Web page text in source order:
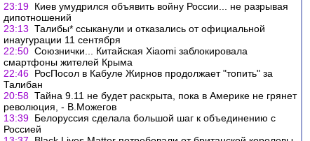
23:19 Киев умудрился объявить войну России... не разрывая
дипотношений
23:13 Талибы* ссыканули и отказались от официальной
инаугурации 11 сентября
22:50 Союзнички... Китайская Xiaomi заблокировала
смартфоны жителей Крыма
22:46 РосПосол в Кабуле Жирнов продолжает "топить" за
Талибан
20:58 Тайна 9.11 не будет раскрыта, пока в Америке не грянет
революция, - В.Можегов
13:39 Белоруссия сделала большой шаг к объединению с
Россией